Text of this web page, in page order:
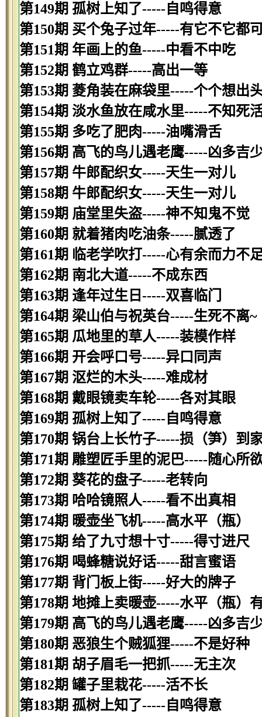
第149期 孤树上知了-----自鸣得意
第150期 买个兔子过年-----有它不它都
第151期 年画上的鱼-----中看不中吃
第152期 鹤立鸡群-----高出一等
第153期 菱角装在麻袋里-----个个想出
第154期 淡水鱼放在咸水里-----不知死
第155期 多吃了肥肉-----油嘴滑舌
第156期 高飞的鸟儿遇老鹰-----凶多吉
第157期 牛郎配织女-----天生一对儿
第158期 牛郎配织女-----天生一对儿
第159期 庙堂里失盗-----神不知鬼不觉
第160期 就着猪肉吃油条-----腻透了
第161期 临老学吹打-----心有余而力不
第162期 南北大道-----不成东西
第163期 逢年过生日-----双喜临门
第164期 梁山伯与祝英台-----生死不离~
第165期 瓜地里的草人-----装模作样
第166期 开会呼口号-----异口同声
第167期 沤烂的木头-----难成材
第168期 戴眼镜卖车轮-----各对其眼
第169期 孤树上知了-----自鸣得意
第170期 锅台上长竹子-----损（笋）到
第171期 雕塑匠手里的泥巴-----随心所
第172期 葵花的盘子-----老转向
第173期 哈哈镜照人-----看不出真相
第174期 暖壶坐飞机-----高水平（瓶）
第175期 给了九寸想十寸-----得寸进尺
第176期 喝蜂糖说好话-----甜言蜜语
第177期 背门板上街-----好大的牌子
第178期 地摊上卖暖壶-----水平（瓶）
第179期 高飞的鸟儿遇老鹰-----凶多吉
第180期 恶狼生个贼狐狸-----不是好种
第181期 胡子眉毛一把抓-----无主次
第182期 罐子里栽花-----活不长
第183期 孤树上知了-----自鸣得意